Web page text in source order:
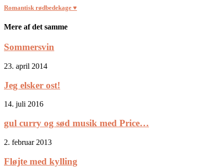
Romantisk rødbedekage ♥
Mere af det samme
Sommersvin
23. april 2014
Jeg elsker ost!
14. juli 2016
gul curry og sød musik med Price…
2. februar 2013
Fløjte med kylling